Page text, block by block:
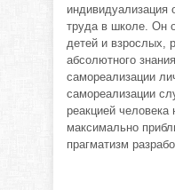
индивидуализация
труда в школе. Он
детей и взрослых,
абсолютного
самореализации
самореализации
реакцией
максимально
прагматизм